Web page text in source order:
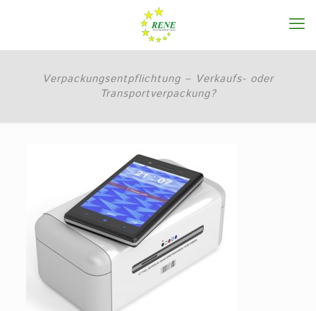
Verpackungsentpflichtung – Verkaufs- oder
Transportverpackung?